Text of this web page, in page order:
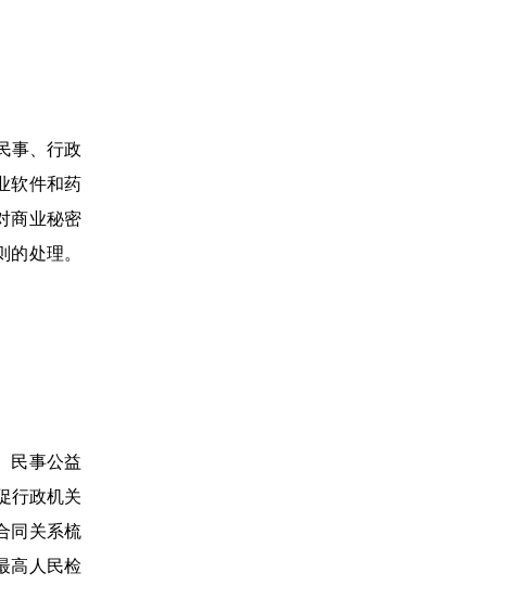
事、行政
软件和药
商业秘密
处理。
民事公益
行政机关
同关系梳
高人民检